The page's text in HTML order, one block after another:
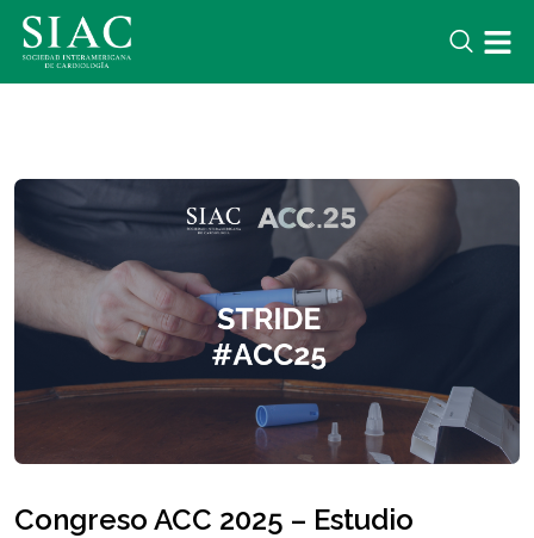
Congreso ACC 2025 – Estudio